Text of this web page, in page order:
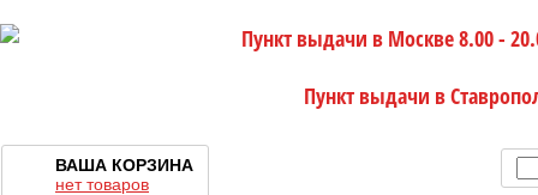
Пункт выдачи в Москве 8.00 -
Пункт выдачи в
ВАША КОРЗИНА
нет товаров